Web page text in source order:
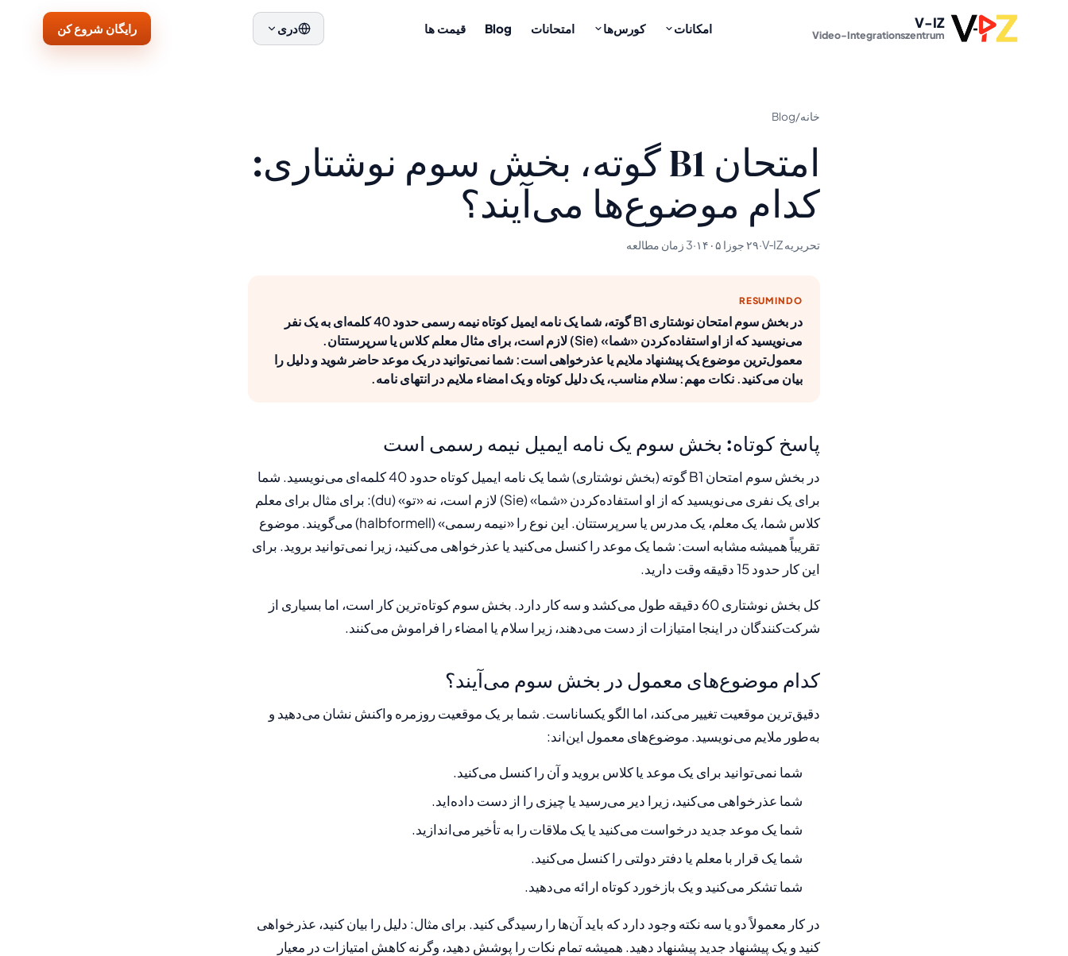
V-IZ
Video-Integrationszentrum دری امکانات کورس‌ها امتحانات Blog قیمت ها رایگان شروع کن
خانه/
Blog
امتحان B1 گوته، بخش سوم نوشتاری:
کدام موضوع‌ها می‌آیند؟
تحریریه V‑IZ ·۲۹ جوزا ۱۴۰۵ ·3 زمان مطالعه
RESUMINDO
در بخش سوم امتحان نوشتاری B1 گوته، شما یک نامه ایمیل کوتاه نیمه رسمی حدود 40 کلمه‌ای به یک نفر
می‌نویسید که از او استفاده‌کردن «شما» (Sie) لازم است، برای مثال معلم کلاس یا سرپرستتان.
معمول‌ترین موضوع یک پیشنهاد ملایم یا عذرخواهی است: شما نمی‌توانید در یک موعد حاضر شوید و دلیل را
بیان می‌کنید. نکات مهم: سلام مناسب، یک دلیل کوتاه و یک امضاء ملایم در انتهای نامه.
پاسخ کوتاه: بخش سوم یک نامه ایمیل نیمه رسمی است
در بخش سوم امتحان B1 گوته (بخش نوشتاری) شما یک نامه ایمیل کوتاه حدود 40 کلمه‌ای می‌نویسید. شما
برای یک نفری می‌نویسید که از او استفاده‌کردن «شما» (Sie) لازم است، نه «تو» (du): برای مثال برای معلم
کلاس شما، یک معلم، یک مدرس یا سرپرستتان. این نوع را «نیمه رسمی» (halbformell) می‌گویند. موضوع
تقریباً همیشه مشابه است: شما یک موعد را کنسل می‌کنید یا عذرخواهی می‌کنید، زیرا نمی‌توانید بروید. برای
این کار حدود 15 دقیقه وقت دارید.
کل بخش نوشتاری 60 دقیقه طول می‌کشد و سه کار دارد. بخش سوم کوتاه‌ترین کار است، اما بسیاری از
شرکت‌کنندگان در اینجا امتیازات از دست می‌دهند، زیرا سلام یا امضاء را فراموش می‌کنند.
کدام موضوع‌های معمول در بخش سوم می‌آیند؟
دقیق‌ترین موقعیت تغییر می‌کند، اما الگو یکساناست. شما بر یک موقعیت روزمره واکنش نشان می‌دهید و
به‌طور ملایم می‌نویسید. موضوع‌های معمول این‌اند:
شما نمی‌توانید برای یک موعد یا کلاس بروید و آن را کنسل می‌کنید.
شما عذرخواهی می‌کنید، زیرا دیر می‌رسید یا چیزی را از دست داده‌اید.
شما یک موعد جدید درخواست می‌کنید یا یک ملاقات را به تأخیر می‌اندازید.
شما یک قرار با معلم یا دفتر دولتی را کنسل می‌کنید.
شما تشکر می‌کنید و یک بازخورد کوتاه ارائه می‌دهید.
در کار معمولاً دو یا سه نکته وجود دارد که باید آن‌ها را رسیدگی کنید. برای مثال: دلیل را بیان کنید، عذرخواهی
کنید و یک پیشنهاد جدید پیشنهاد دهید. همیشه تمام نکات را پوشش دهید، وگرنه کاهش امتیازات در معیار